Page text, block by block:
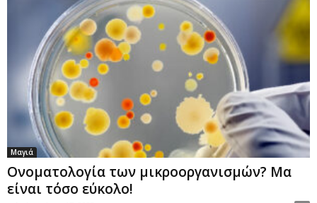
Μαγιά
Ονοματολογία των μικροοργανισμών? Μα
είναι τόσο εύκολο!